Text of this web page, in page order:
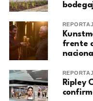
frente
nacional
Ripley